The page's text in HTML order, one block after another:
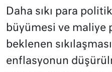
Daha sıkı para
büyümesi ve maliye
beklenen
enflasyonun